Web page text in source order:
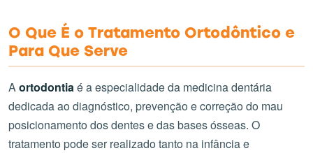
O Que É o Tratamento Ortodôntico e
Para Que Serve
Aortodontiaé a especialidade da medicina dentária
dedicada ao diagnóstico, prevenção e correção do mau
posicionamento dos dentes e das bases ósseas. O
tratamento pode ser realizado tanto na infância e